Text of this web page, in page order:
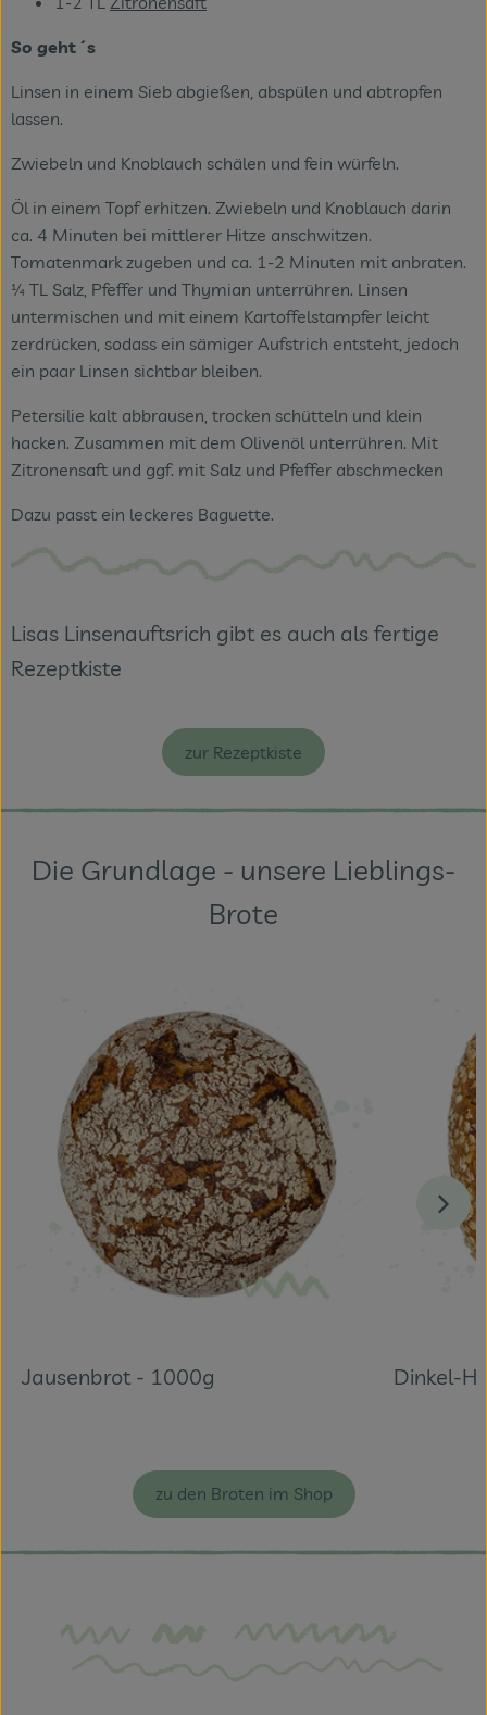
So geht´s
Linsen in einem Sieb abgießen, abspülen und abtropfen
lassen.
Zwiebeln und Knoblauch schälen und fein würfeln.
Öl in einem Topf erhitzen. Zwiebeln und Knoblauch darin
ca. 4 Minuten bei mittlerer Hitze anschwitzen.
Tomatenmark zugeben und ca. 1-2 Minuten mit anbraten.
¼ TL Salz, Pfeffer und Thymian unterrühren. Linsen
untermischen und mit einem Kartoffelstampfer leicht
zerdrücken, sodass ein sämiger Aufstrich entsteht, jedoch
ein paar Linsen sichtbar bleiben.
Petersilie kalt abbrausen, trocken schütteln und klein
hacken. Zusammen mit dem Olivenöl unterrühren. Mit
Zitronensaft und ggf. mit Salz und Pfeffer abschmecken
Dazu passt ein leckeres Baguette.
Lisas Linsenauftsrich gibt es auch als fertige
Rezeptkiste
zur Rezeptkiste
Die Grundlage - unsere Lieblings-
Brote
Jausenbrot - 1000g Dinkel-
zu den Broten im Shop